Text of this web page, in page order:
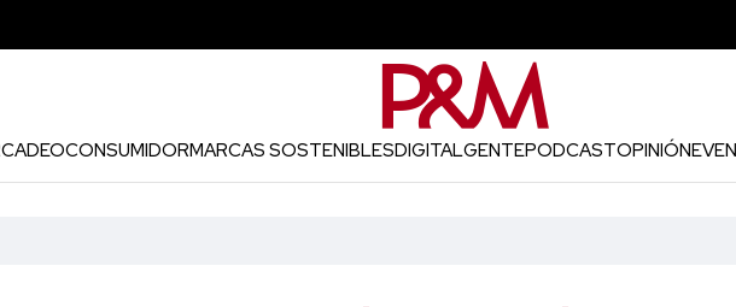
CONSUMIDORMARCAS SOSTENIBLESDIGITALGENTEPODCASTOPINIÓN